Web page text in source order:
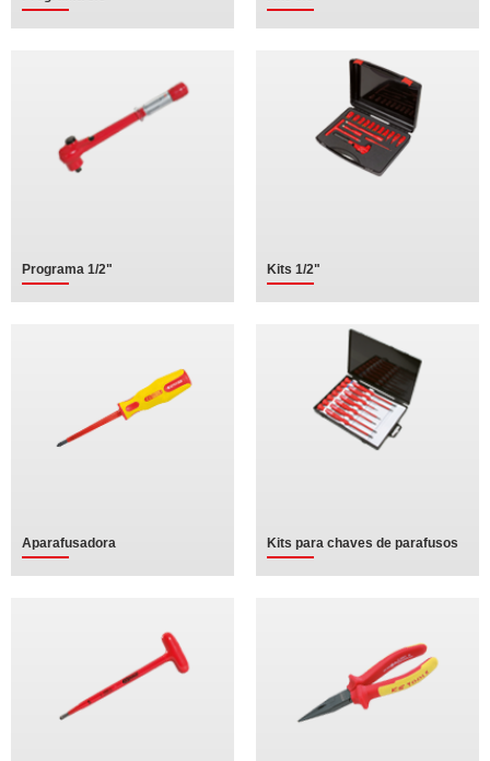
Programa 1/2" Kits 1/2"
Aparafusadora Kits para chaves de parafusos